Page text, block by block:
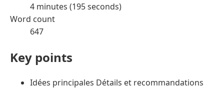
4 minutes (195 seconds)
Word count
647
Key points
Idées principales Détails et recommandations